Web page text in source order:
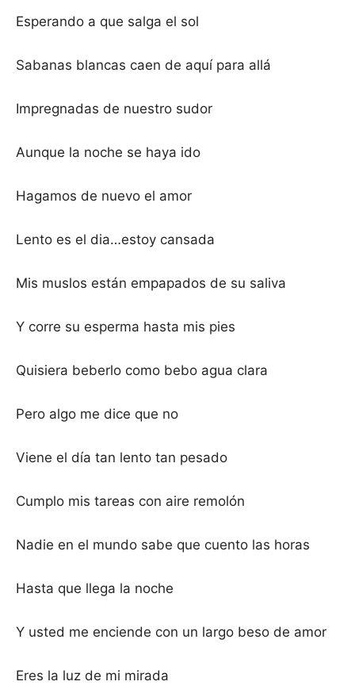
Esperando a que salga el sol
Sabanas blancas caen de aquí para allá
Impregnadas de nuestro sudor
Aunque la noche se haya ido
Hagamos de nuevo el amor
Lento es el dia…estoy cansada
Mis muslos están empapados de su saliva
Y corre su esperma hasta mis pies
Quisiera beberlo como bebo agua clara
Pero algo me dice que no
Viene el día tan lento tan pesado
Cumplo mis tareas con aire remolón
Nadie en el mundo sabe que cuento las horas
Hasta que llega la noche
Y usted me enciende con un largo beso de amor
Eres la luz de mi mirada